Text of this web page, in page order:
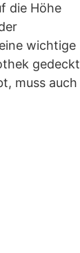
die Höhe
wichtige
gedeckt
muss auch